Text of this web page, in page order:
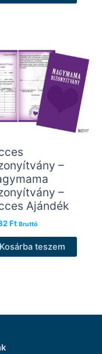
–
–
Ajándék
Ft Bruttó
Kosárba teszem